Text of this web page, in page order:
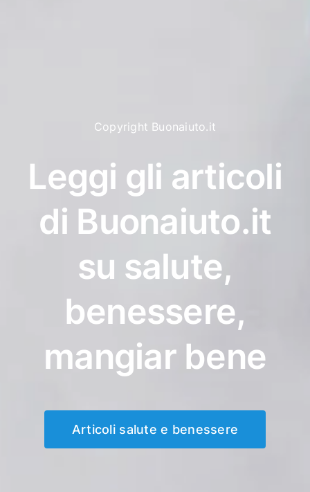
Copyright Buonaiuto.it
Leggi gli articoli
di Buonaiuto.it
su salute,
benessere,
mangiar bene
Articoli salute e benessere